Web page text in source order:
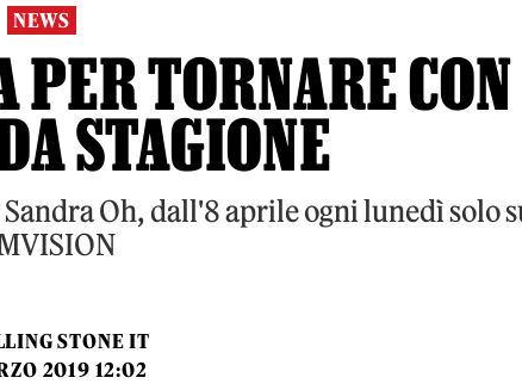
NEWS
PER TORNARE CON
STAGIONE
Oh, dall'8 aprile ogni lunedì solo
STONE IT
2019 12:02